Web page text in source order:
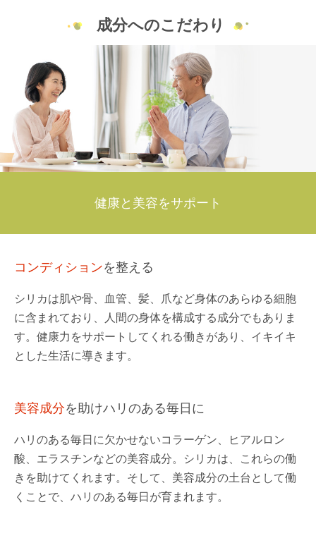
成分へのこだわり
健康と美容をサポート
コンディションを整える
シリカは肌や骨、血管、髪、爪など身体のあらゆる細胞
に含まれており、人間の身体を構成する成分でもありま
す。健康力をサポートしてくれる働きがあり、イキイキ
とした生活に導きます。
美容成分を助けハリのある毎日に
ハリのある毎日に欠かせないコラーゲン、ヒアルロン
酸、エラスチンなどの美容成分。シリカは、これらの働
きを助けてくれます。そして、美容成分の土台として働
くことで、ハリのある毎日が育まれます。